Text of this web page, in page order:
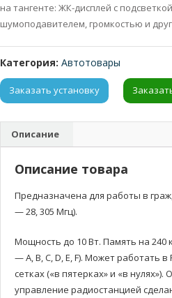
на тангенте: ЖК-дисплей с
шумоподавителем, громкостью и
Категория: Автотовары
Заказать установку
Описание
Описание товара
Предназначена для работы в
— 28, 305 Мгц).
Мощность до 10 Вт. Память на 240
— A, B, С, D, E, F). Может работать
сетках («в пятерках» и «в
управление радиостанцией